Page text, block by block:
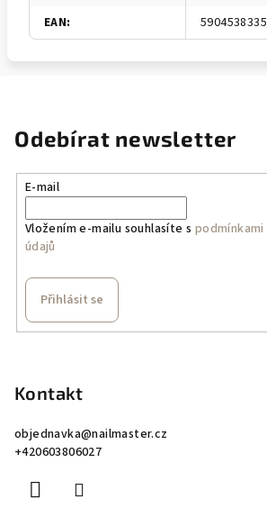
EAN:
Odebírat newsletter
E-mail
Vložením e-mailu souhlasíte s
údajů
Přihlásit se
Kontakt
objednavka@nailmaster.cz
+420603806027